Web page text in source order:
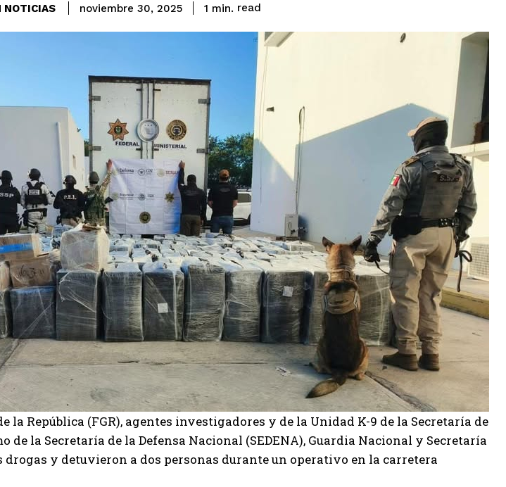
NOTICIAS noviembre 30, 2025 1 min. read
la República (FGR), agentes investigadores y de la Unidad K-9 de la Secretaría de
de la Secretaría de la Defensa Nacional (SEDENA), Guardia Nacional y Secretaría
y detuvieron a dos personas durante un operativo en la carretera